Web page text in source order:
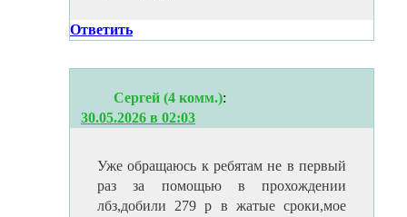
Ответить
Сергей (4 комм.):
30.05.2026 в 02:03
Уже обращаюсь к ребятам не в первый
раз за помощью в прохождении
лбз,добили 279 р в жатые сроки,мое